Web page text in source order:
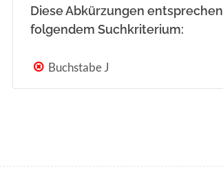
Diese Abkürzungen entsprechen
folgendem Suchkriterium:
Buchstabe J